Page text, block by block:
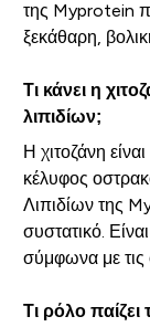
της Myprotein
ξεκάθαρη,
Τι κάνει η
λιπιδίων;
Η χιτοζάνη
κέλυφος
Λιπιδίων της
συστατικό.
σύμφωνα με τις
Τι ρόλο